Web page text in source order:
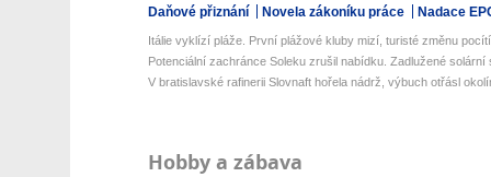
Daňové přiznání Novela zákoníku práce Nadace
Itálie vyklízí pláže. První plážové kluby mizí, turisté změnu
Potenciální zachránce Soleku zrušil nabídku. Zadlužené solární
V bratislavské rafinerii Slovnaft hořela nádrž, výbuch otřásl
Hobby a zábava